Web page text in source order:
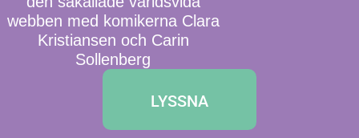
webben med komikerna Clara
Kristiansen och Carin
Sollenberg
LYSSNA